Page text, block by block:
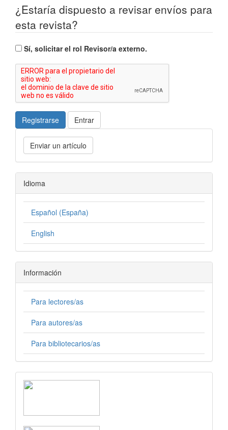
¿Estaría dispuesto a revisar envíos para
esta revista?
Sí, solicitar el rol Revisor/a externo.
Registrarse Entrar
Enviar un artículo
Idioma
Español (España)
English
Información
Para lectores/as
Para autores/as
Para bibliotecarios/as